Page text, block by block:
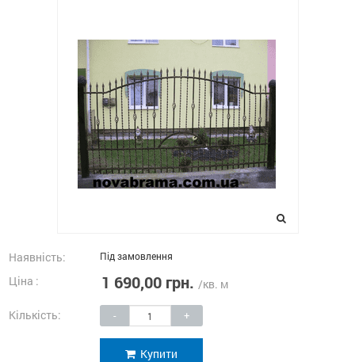
Наявність: Під замовлення
Ціна : 1 690,00 грн. /кв. м
Кількість: - +
Купити